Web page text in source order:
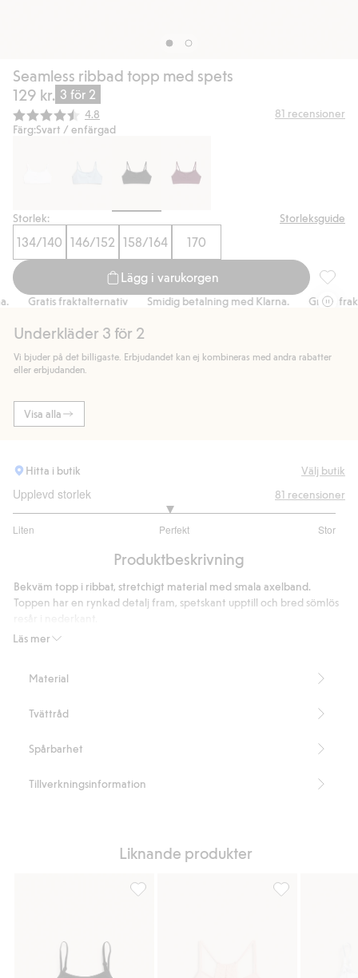
Seamless ribbad topp med spets
129 kr. 3 för 2
Snittbetyg:
4.8 81 recensioner
Färg:Svart / enfärgad
Storlek: Storleksguide
134/140 146/152 158/164 170
Lägg i varukorgen
Gratis fraktalternativ Smidig betalning med Klarna. Gratis
Underkläder 3 för 2
Vi bjuder på det billigaste. Erbjudandet kan ej kombineras med andra rabatter
eller erbjudanden.
Visa alla
Hitta i butik Välj butik
Upplevd storlek
Liten Perfekt Stor
utav
63
betyg
81 recensioner
Produktbeskrivning
Läs mer
Bekväm topp i ribbat, stretchigt material med smala axelband.
Toppen har en rynkad detalj fram, spetskant upptill och bred sömlös
Innehåller 63% återvunnen polyamid.
Material
Tvättråd
Spårbarhet
Tillverkningsinformation
Liknande produkter